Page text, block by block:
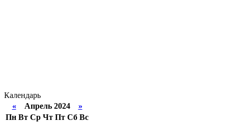
Календарь
«Апрель 2024 »
Пн Вт Ср Чт Пт Сб Вс